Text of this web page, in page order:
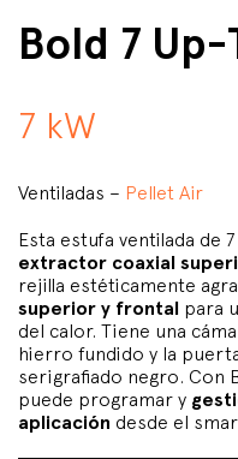
Bold 7
7 kW
Ventiladas – Pellet Air
Esta estufa ventilada de
extractor coaxial
rejilla estéticamente
superior y frontal para
del calor. Tiene una
hierro fundido y la
serigrafiado negro. Con
puede programar y
aplicación desde el